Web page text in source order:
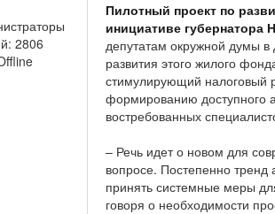
2806
Пилотный проект по
инициативе губернатора
депутатам окружной думы в
развития этого жилого
стимулирующий налоговый
формированию доступного
востребованных
– Речь идет о новом для
вопросе. Постепенно
принять системные меры
говоря о необходимости